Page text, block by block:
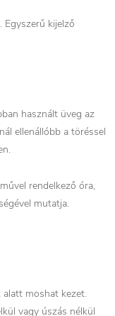
Egyszerű kijelző
használt üveg az
ellenállóbb a töréssel
rendelkező óra,
mutatja.
moshat kezet.
vagy úszás nélkül